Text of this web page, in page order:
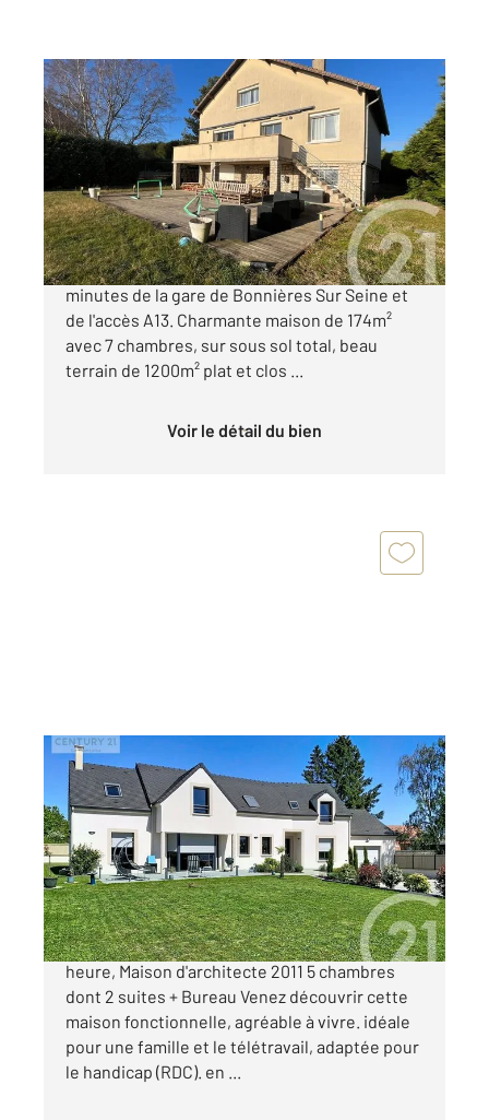
MOUSSEAUX SUR SEINE 78
174 m2, 10 pièces
Ref : 5546
Maison à vendre
389 000 €
Située dans un village calme et recherché, à 10
minutes de la gare de Bonnières Sur Seine et
de l'accès A13. Charmante maison de 174m²
avec 7 chambres, sur sous sol total, beau
terrain de 1200m² plat et clos ...
Voir le détail du bien
BENNECOURT 78
217 m2, 8 pièces
Ref : 5563
Maison à vendre
549 000 €
Proche Giverny, accès Paris en moins d'une
heure, Maison d'architecte 2011 5 chambres
dont 2 suites + Bureau Venez découvrir cette
maison fonctionnelle, agréable à vivre. idéale
pour une famille et le télétravail, adaptée pour
le handicap (RDC). en ...